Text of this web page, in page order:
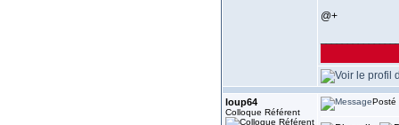
@+
loup64
Colloque Référent
Posté